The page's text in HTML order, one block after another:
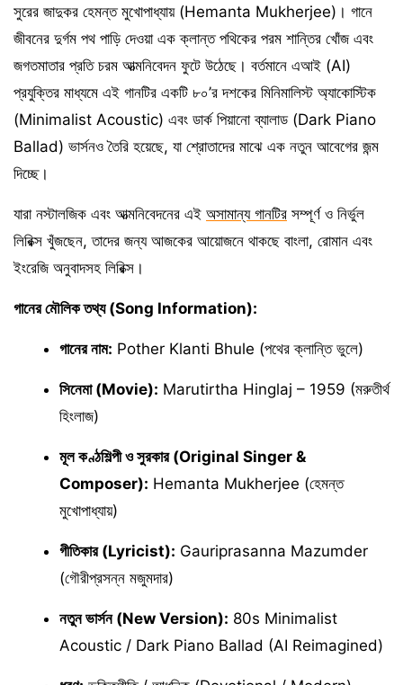
সুরের জাদুকর হেমন্ত মুখোপাধ্যায় (Hemanta Mukherjee)। গানে
জীবনের দুর্গম পথ পাড়ি দেওয়া এক ক্লান্ত পথিকের পরম শান্তির খোঁজ এবং
জগতমাতার প্রতি চরম আত্মনিবেদন ফুটে উঠেছে। বর্তমানে এআই (AI)
প্রযুক্তির মাধ্যমে এই গানটির একটি ৮০’র দশকের মিনিমালিস্ট অ্যাকোস্টিক
(Minimalist Acoustic) এবং ডার্ক পিয়ানো ব্যালাড (Dark Piano
Ballad) ভার্সনও তৈরি হয়েছে, যা শ্রোতাদের মাঝে এক নতুন আবেগের জন্ম
দিচ্ছে।
যারা নস্টালজিক এবং আত্মনিবেদনের এই অসামান্য গানটির সম্পূর্ণ ও নির্ভুল
লিরিক্স খুঁজছেন, তাদের জন্য আজকের আয়োজনে থাকছে বাংলা, রোমান এবং
ইংরেজি অনুবাদসহ লিরিক্স।
গানের মৌলিক তথ্য (Song Information):
গানের নাম: Pother Klanti Bhule (পথের ক্লান্তি ভুলে)
সিনেমা (Movie): Marutirtha Hinglaj – 1959 (মরুতীর্থ
হিংলাজ)
মূল কণ্ঠশিল্পী ও সুরকার (Original Singer &
Composer): Hemanta Mukherjee (হেমন্ত
মুখোপাধ্যায়)
গীতিকার (Lyricist): Gauriprasanna Mazumder
(গৌরীপ্রসন্ন মজুমদার)
নতুন ভার্সন (New Version): 80s Minimalist
Acoustic / Dark Piano Ballad (AI Reimagined)